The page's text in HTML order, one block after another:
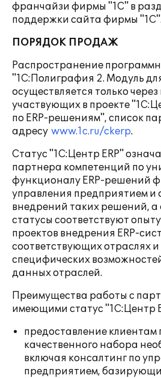
франчайзи фирмы "1С" в
поддержки сайта фирмы
ПОРЯДОК ПРОДАЖ
Распространение
"1С:Полиграфия 2. Модуль
осуществляется только
участвующих в проекте
по ERP-решениям", список
адресу www.1c.ru/ckerp.
Статус "1С:Центр ERP"
партнера компетенций по
функционалу ERP-решений
управления предприятием и
внедрений таких решений, а
статусы соответствуют
проектов внедрения ERP-
соответствующих отраслях
специфических
данных отраслей.
Преимущества работы с
имеющими статус "1С:Центр
предоставление клиентам
качественного набора
включая консалтинг по
предприятием,